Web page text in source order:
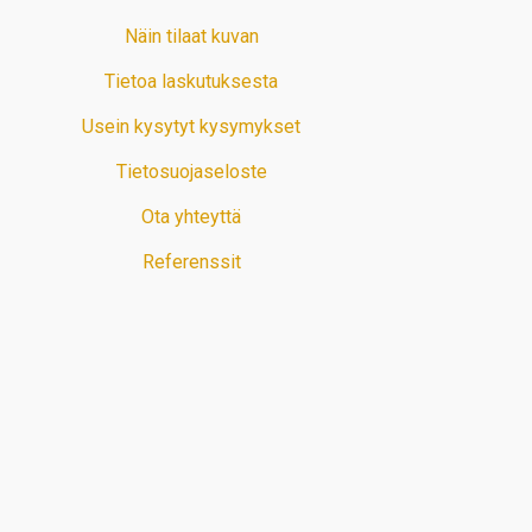
Näin tilaat kuvan
Tietoa laskutuksesta
Usein kysytyt kysymykset
Tietosuojaseloste
Ota yhteyttä
Referenssit